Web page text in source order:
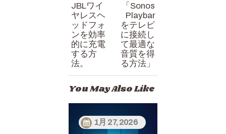
ョ
ン
JBLワイ
ヤレスヘ
ッドフォ
ンを効率
的に充電
する方
法。
「Sonos
Playbar
をテレビ
に接続し
て最適な
音質を得
る方法」
You May Also Like
1月 27, 2026